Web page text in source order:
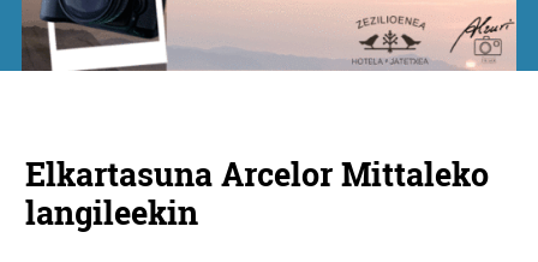
Elkartasuna Arcelor Mittaleko
langileekin